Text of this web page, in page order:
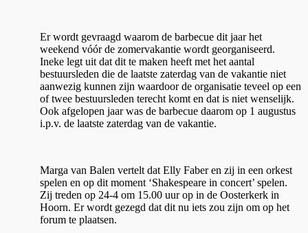
Er wordt gevraagd waarom de barbecue dit jaar het
weekend vóór de zomervakantie wordt georganiseerd.
Ineke legt uit dat dit te maken heeft met het aantal
bestuursleden die de laatste zaterdag van de vakantie niet
aanwezig kunnen zijn waardoor de organisatie teveel op een
of twee bestuursleden terecht komt en dat is niet wenselijk.
Ook afgelopen jaar was de barbecue daarom op 1 augustus
i.p.v. de laatste zaterdag van de vakantie.
Marga van Balen vertelt dat Elly Faber en zij in een orkest
spelen en op dit moment ‘Shakespeare in concert’ spelen.
Zij treden op 24-4 om 15.00 uur op in de Oosterkerk in
Hoorn. Er wordt gezegd dat dit nu iets zou zijn om op het
forum te plaatsen.